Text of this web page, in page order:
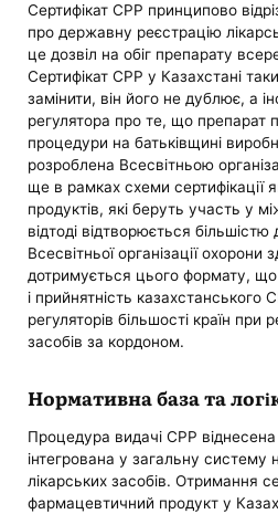
Сертифікат CPP принципово
про державну реєстрацію
це дозвіл на обіг препарату
Сертифікат CPP у Казахстані
замінити, він його не дублює, а
регулятора про те, що препарат
процедури на батьківщині
розроблена Всесвітньою
ще в рамках схеми сертифікації
продуктів, які беруть участь у
відтоді відтворюється
Всесвітньої організації охорони
дотримується цього формату, що
і прийнятність казахстанського
регуляторів більшості країн при
засобів за кордоном.
Нормативна база та
Процедура видачі CPP
інтегрована у загальну систему
лікарських засобів. Отримання
фармацевтичний продукт у